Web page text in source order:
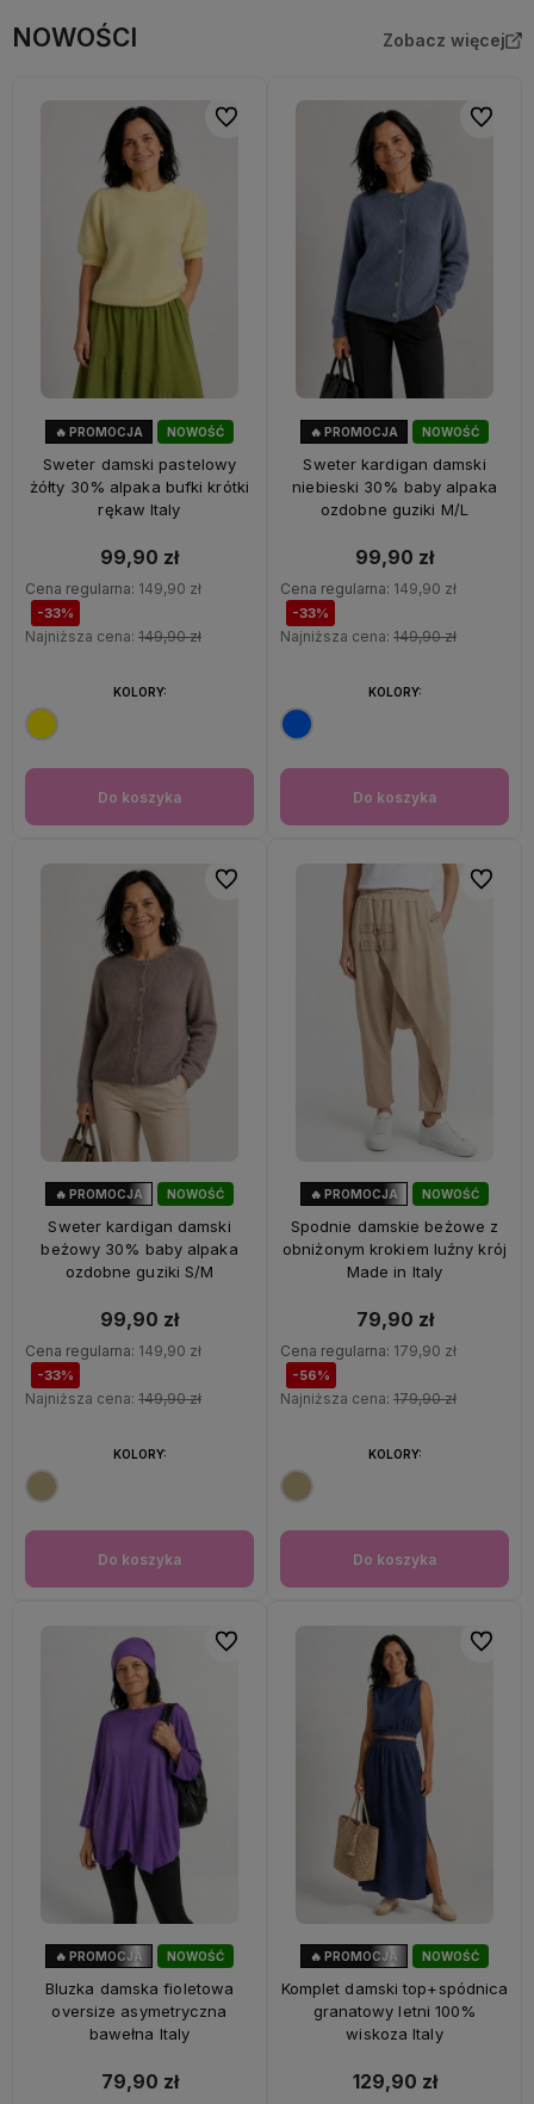
NOWOŚCI Zobacz więcej
NOWOŚĆ
🔥 PROMOCJA
Sweter damski pastelowy
żółty 30% alpaka bufki krótki
rękaw Italy
99,90 zł
Cena regularna: 149,90 zł
-33%
Najniższa cena: 149,90 zł
Do koszyka
KOLORY:
Do ulubionych
NOWOŚĆ
🔥 PROMOCJA
Sweter kardigan damski
niebieski 30% baby alpaka
ozdobne guziki M/L
99,90 zł
Cena regularna: 149,90 zł
-33%
Najniższa cena: 149,90 zł
Do koszyka
KOLORY:
Do
NOWOŚĆ
🔥 PROMOCJA
Sweter kardigan damski
beżowy 30% baby alpaka
ozdobne guziki S/M
99,90 zł
Cena regularna: 149,90 zł
-33%
Najniższa cena: 149,90 zł
Do koszyka
KOLORY:
Do ulubionych
NOWOŚĆ
🔥 PROMOCJA
Spodnie damskie beżowe z
obniżonym krokiem luźny krój
Made in Italy
79,90 zł
Cena regularna: 179,90 zł
-56%
Najniższa cena: 179,90 zł
Do koszyka
KOLORY:
Do
NOWOŚĆ
🔥 PROMOCJA
Bluzka damska fioletowa
oversize asymetryczna
bawełna Italy
79,90 zł
Do ulubionych
NOWOŚĆ
🔥 PROMOCJA
Komplet damski top+spódnica
granatowy letni 100%
wiskoza Italy
129,90 zł
Do